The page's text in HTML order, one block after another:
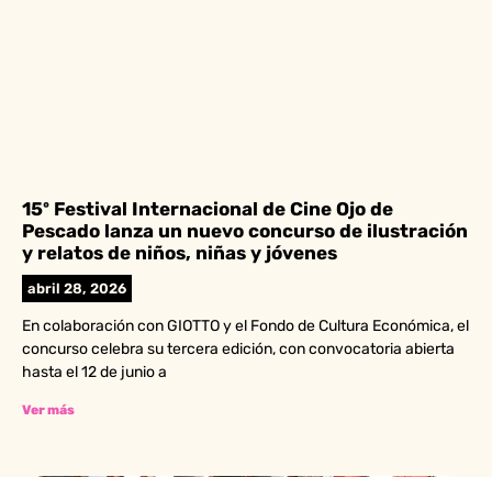
15º Festival Internacional de Cine Ojo de
Pescado lanza un nuevo concurso de ilustración
y relatos de niños, niñas y jóvenes
abril 28, 2026
En colaboración con GIOTTO y el Fondo de Cultura Económica, el
concurso celebra su tercera edición, con convocatoria abierta
hasta el 12 de junio a
Ver más